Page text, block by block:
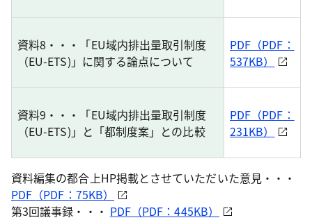
資料8・・・「EU域内排出量取引制度
（EU-ETS)」に関する論点について
PDF（PDF：
537KB）
資料9・・・「EU域内排出量取引制度
（EU-ETS)」と「都制度案」との比較
PDF（PDF：
231KB）
資料編集の都合上HP掲載とさせていただいた意見・・・
PDF（PDF：75KB）
第3回議事録・・・ PDF（PDF：445KB）